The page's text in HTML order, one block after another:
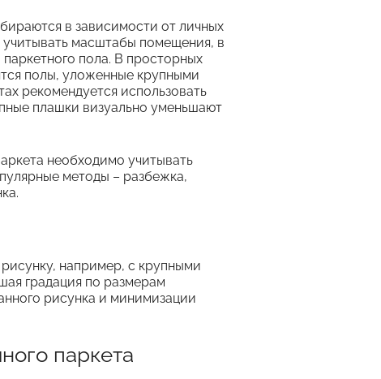
в зависимости от личных
масштабы помещения, в
пола. В просторных
полы, уложенные крупными
рекомендуется использовать
плашки визуально уменьшают
необходимо учитывать
методы – разбежка,
например, с крупными
градация по размерам
рисунка и минимизации
паркета